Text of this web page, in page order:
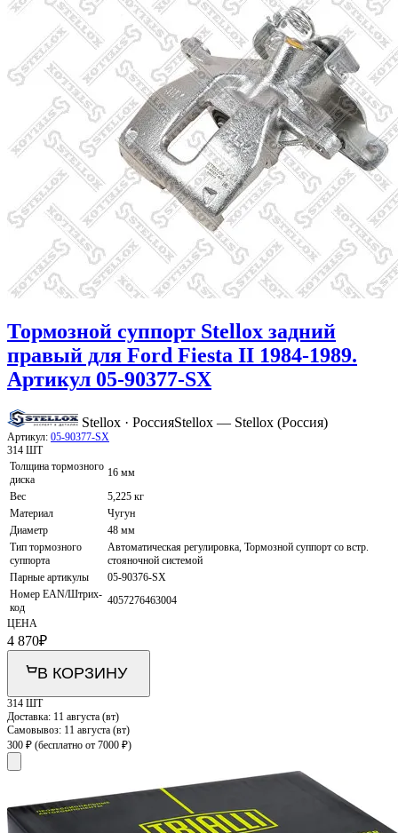
Тормозной суппорт Stellox задний
правый для Ford Fiesta II 1984-1989.
Артикул 05-90377-SX
Stellox · РоссияStellox — Stellox (Россия)
Артикул: 05-90377-SX
314 ШТ
Толщина тормозного
диска
16 мм
Вес
5,225 кг
Материал
Чугун
Диаметр
48 мм
Тип тормозного
суппорта
Автоматическая регулировка, Тормозной суппорт со встр.
стояночной системой
Парные артикулы
05-90376-SX
Номер EAN/Штрих-
код
4057276463004
ЦЕНА
4 870₽
В КОРЗИНУ
314 ШТ
Доставка: 11 августа (вт)
Самовывоз: 11 августа (вт)
300 ₽ (бесплатно от 7000 ₽)